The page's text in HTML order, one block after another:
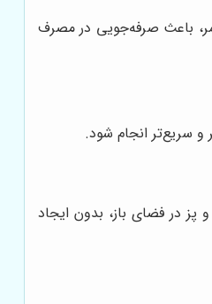
باعث صرفه‌جویی در مصرف
سریع‌تر انجام شود.
در فضای باز، بدون ایجاد